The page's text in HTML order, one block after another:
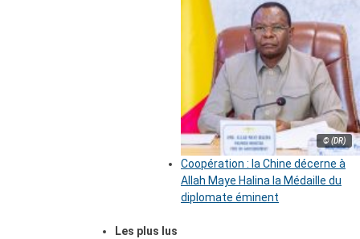
© (DR)
Coopération : la Chine décerne à
Allah Maye Halina la Médaille du
diplomate éminent
Les plus lus